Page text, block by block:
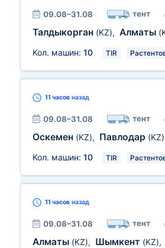
09.08–31.08 тент
Талдыкорган (KZ), Алматы
Кол. машин: 10 TIR
11 часов назад
09.08–31.08 тент
Оскемен (KZ), Павлодар (KZ)
Кол. машин: 10 TIR
11 часов назад
09.08–31.08 тент
Алматы (KZ), Шымкент (KZ),